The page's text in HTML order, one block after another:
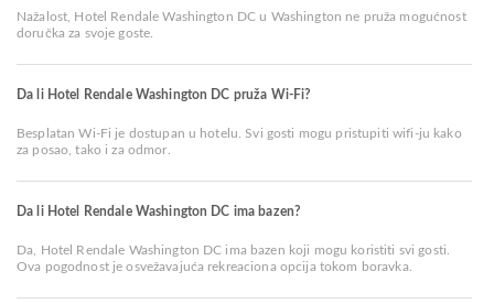
Nažalost, Hotel Rendale Washington DC u Washington ne pruža mogućnost
doručka za svoje goste.
Da li Hotel Rendale Washington DC pruža Wi-Fi?
Besplatan Wi-Fi je dostupan u hotelu. Svi gosti mogu pristupiti wifi-ju kako
za posao, tako i za odmor.
Da li Hotel Rendale Washington DC ima bazen?
Da, Hotel Rendale Washington DC ima bazen koji mogu koristiti svi gosti.
Ova pogodnost je osvežavajuća rekreaciona opcija tokom boravka.